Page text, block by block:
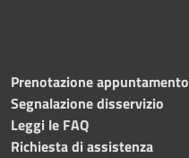
Prenotazione appuntamento
Segnalazione disservizio
Leggi le FAQ
Richiesta di assistenza